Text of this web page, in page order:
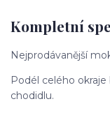
Kompletní
Nejprodávanější
Podél celého
chodidlu.